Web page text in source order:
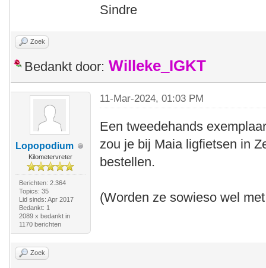
Sindre
Zoek
Bedankt door: Willeke_IGKT
Lopopodium
Kilometervreter
Berichten: 2.364
Topics: 35
Lid sinds: Apr 2017
Bedankt: 1
2089 x bedankt in
1170 berichten
11-Mar-2024, 01:03 PM
Een tweedehands
zou je bij Maia ligfietsen in
bestellen.
(Worden ze sowieso wel
Zoek